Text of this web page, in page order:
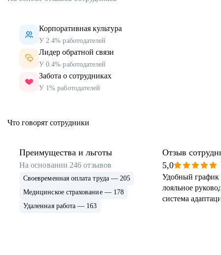
Корпоративная культура
У 2.4% работодателей
Лидер обратной связи
У 0.4% работодателей
Забота о сотрудниках
У 1% работодателей
Что говорят сотрудники
Преимущества и льготы
На основании 246 отзывов
Своевременная оплата труда — 205
Медицинское страхование — 178
Удаленная работа — 163
Отзыв
5,0
Удобный график
лояльное
система